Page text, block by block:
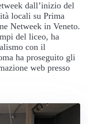
dall’inizio del
locali su Prima
Netweek in Veneto.
del liceo, ha
con il
ha proseguito gli
web presso